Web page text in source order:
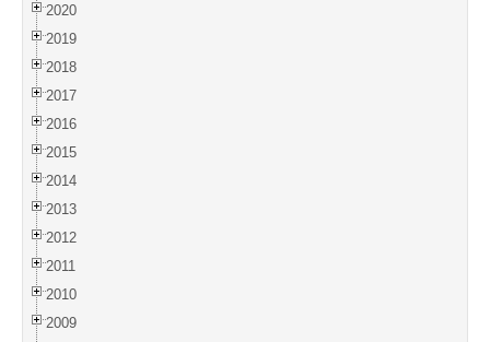
2020
2019
2018
2017
2016
2015
2014
2013
2012
2011
2010
2009